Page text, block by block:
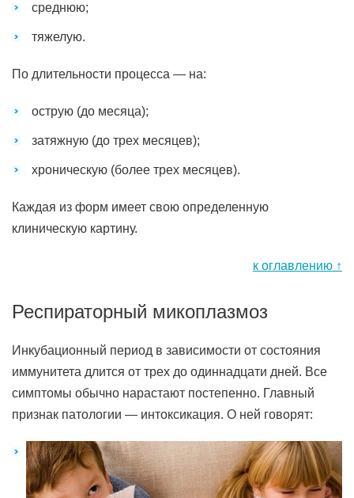
среднюю;
тяжелую.
По длительности процесса — на:
острую (до месяца);
затяжную (до трех месяцев);
хроническую (более трех месяцев).
Каждая из форм имеет свою определенную
клиническую картину.
к оглавлению ↑
Респираторный микоплазмоз
Инкубационный период в зависимости от состояния
иммунитета длится от трех до одиннадцати дней. Все
симптомы обычно нарастают постепенно. Главный
признак патологии — интоксикация. О ней говорят: